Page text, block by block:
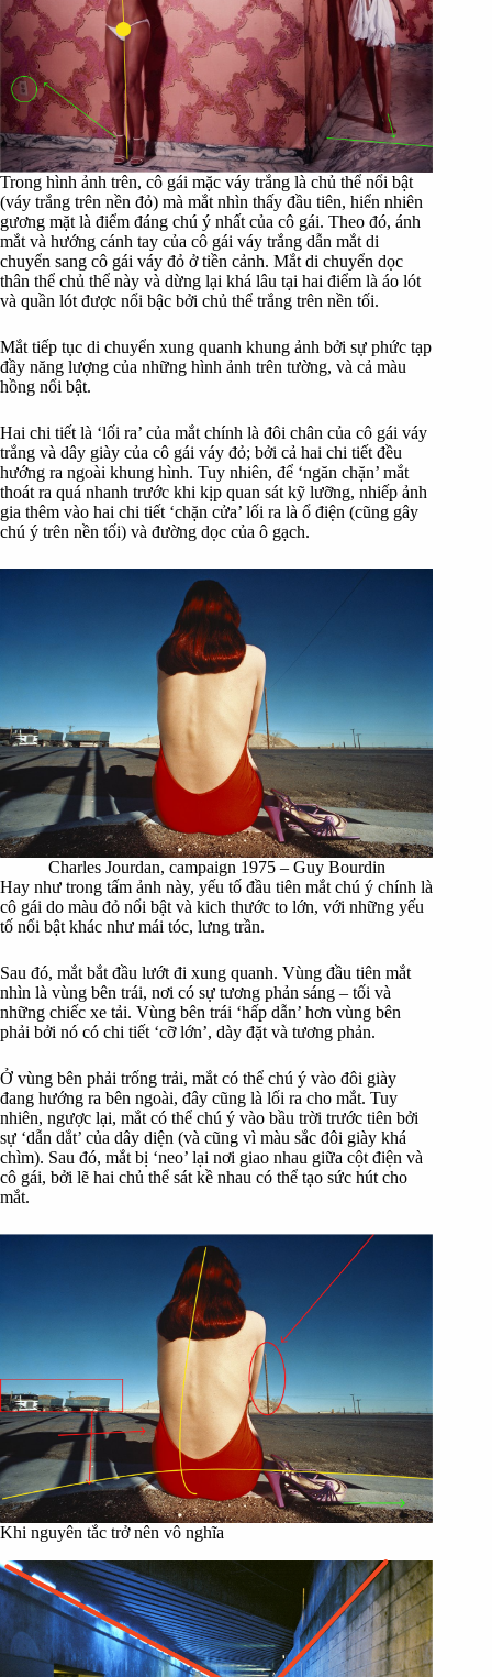
Trong hình ảnh trên, cô gái mặc váy trắng là chủ thể nổi bật
(váy trắng trên nền đỏ) mà mắt nhìn thấy đầu tiên, hiển nhiên
gương mặt là điểm đáng chú ý nhất của cô gái. Theo đó, ánh
mắt và hướng cánh tay của cô gái váy trắng dẫn mắt di
chuyển sang cô gái váy đỏ ở tiền cảnh. Mắt di chuyển dọc
thân thể chủ thể này và dừng lại khá lâu tại hai điểm là áo lót
và quần lót được nổi bậc bởi chủ thể trắng trên nền tối.
Mắt tiếp tục di chuyển xung quanh khung ảnh bởi sự phức tạp
đầy năng lượng của những hình ảnh trên tường, và cả màu
hồng nổi bật.
Hai chi tiết là ‘lối ra’ của mắt chính là đôi chân của cô gái váy
trắng và dây giày của cô gái váy đỏ; bởi cả hai chi tiết đều
hướng ra ngoài khung hình. Tuy nhiên, để ‘ngăn chặn’ mắt
thoát ra quá nhanh trước khi kịp quan sát kỹ lưỡng, nhiếp ảnh
gia thêm vào hai chi tiết ‘chặn cửa’ lối ra là ổ điện (cũng gây
chú ý trên nền tối) và đường dọc của ô gạch.
Charles Jourdan, campaign 1975 – Guy Bourdin
Hay như trong tấm ảnh này, yếu tố đầu tiên mắt chú ý chính là
cô gái do màu đỏ nổi bật và kich thước to lớn, với những yếu
tố nổi bật khác như mái tóc, lưng trần.
Sau đó, mắt bắt đầu lướt đi xung quanh. Vùng đầu tiên mắt
nhìn là vùng bên trái, nơi có sự tương phản sáng – tối và
những chiếc xe tải. Vùng bên trái ‘hấp dẫn’ hơn vùng bên
phải bởi nó có chi tiết ‘cỡ lớn’, dày đặt và tương phản.
Ở vùng bên phải trống trải, mắt có thể chú ý vào đôi giày
đang hướng ra bên ngoài, đây cũng là lối ra cho mắt. Tuy
nhiên, ngược lại, mắt có thể chú ý vào bầu trời trước tiên bởi
sự ‘dẫn dắt’ của dây diện (và cũng vì màu sắc đôi giày khá
chìm). Sau đó, mắt bị ‘neo’ lại nơi giao nhau giữa cột điện và
cô gái, bởi lẽ hai chủ thể sát kề nhau có thể tạo sức hút cho
mắt.
Khi nguyên tắc trở nên vô nghĩa